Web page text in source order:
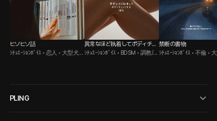
ヒソヒソ話
ｼﾁｭｴｰｼｮﾝﾎﾞｲｽ • 恋人 • 大型犬男
異常なほど執着してボディチェ
ックする彼氏
ｼﾁｭｴｰｼｮﾝﾎﾞｲｽ • BDSM • 調教/奴
禁断の書物
ｼﾁｭｴｰｼｮﾝﾎﾞｲｽ • 不倫 •
PLING